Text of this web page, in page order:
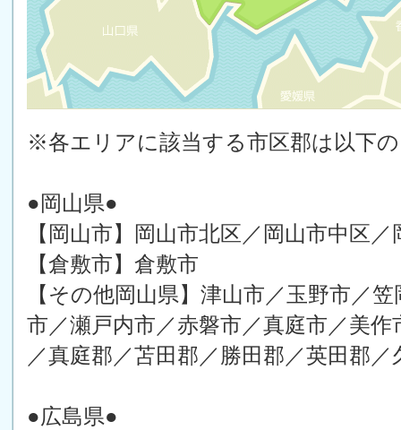
※各エリアに該当する市区郡は以下
●岡山県●
【岡山市】岡山市北区／岡山市中区
【倉敷市】倉敷市
【その他岡山県】津山市／玉野市／
市／瀬戸内市／赤磐市／真庭市／美
／真庭郡／苫田郡／勝田郡／英田郡
●広島県●